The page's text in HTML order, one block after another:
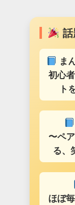
ま
初心
ト
〜ペ
る、
ほぼ